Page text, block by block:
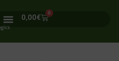
0,00€
0